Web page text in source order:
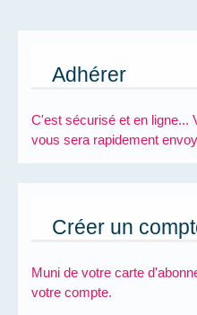
Adhérer
C'est sécurisé et en ligne...
vous sera rapidement
Créer un
Muni de votre carte
votre compte.